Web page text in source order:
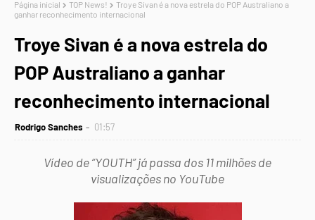
Página inicial TOP News!
Troye Sivan é a nova estrela do POP Australiano a
ganhar reconhecimento internacional
Troye Sivan é a nova estrela do
POP Australiano a ganhar
reconhecimento internacional
Rodrigo Sanches 01:57
Vídeo de “YOUTH” já passa dos 11 milhões de
visualizações no YouTube